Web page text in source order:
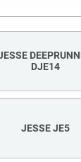
DJE14
JESSE JE5